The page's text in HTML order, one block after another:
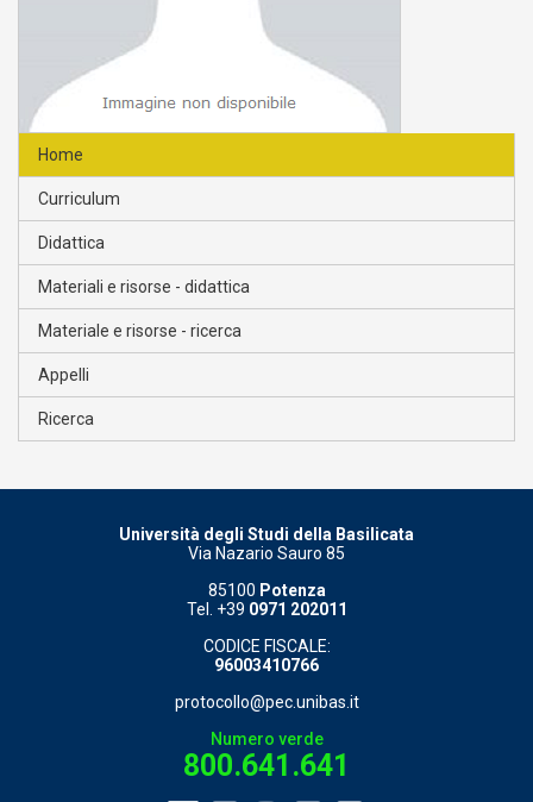
Home
Curriculum
Didattica
Materiali e risorse - didattica
Materiale e risorse - ricerca
Appelli
Ricerca
Università degli Studi della Basilicata
Via Nazario Sauro 85
85100 Potenza
Tel. +39 0971 202011
CODICE FISCALE:
96003410766
protocollo@pec.unibas.it
Numero verde
800.641.641